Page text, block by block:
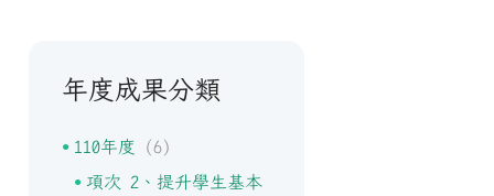
年度成果分類
110年度 (6)
項次 2、提升學生基本